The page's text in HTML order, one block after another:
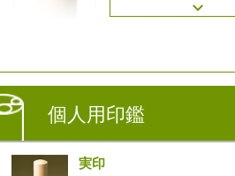
個人用印鑑
実印